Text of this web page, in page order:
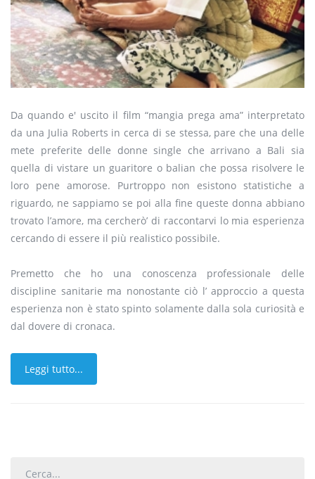
Da quando e' uscito il film “mangia prega ama” interpretato
da una Julia Roberts in cerca di se stessa, pare che una delle
mete preferite delle donne single che arrivano a Bali sia
quella di vistare un guaritore o balian che possa risolvere le
loro pene amorose. Purtroppo non esistono statistiche a
riguardo, ne sappiamo se poi alla fine queste donna abbiano
trovato l’amore, ma cercherò’ di raccontarvi lo mia esperienza
cercando di essere il più realistico possibile.
Premetto che ho una conoscenza professionale delle
discipline sanitarie ma nonostante ciò l’ approccio a questa
esperienza non è stato spinto solamente dalla sola curiosità e
dal dovere di cronaca.
Leggi tutto...